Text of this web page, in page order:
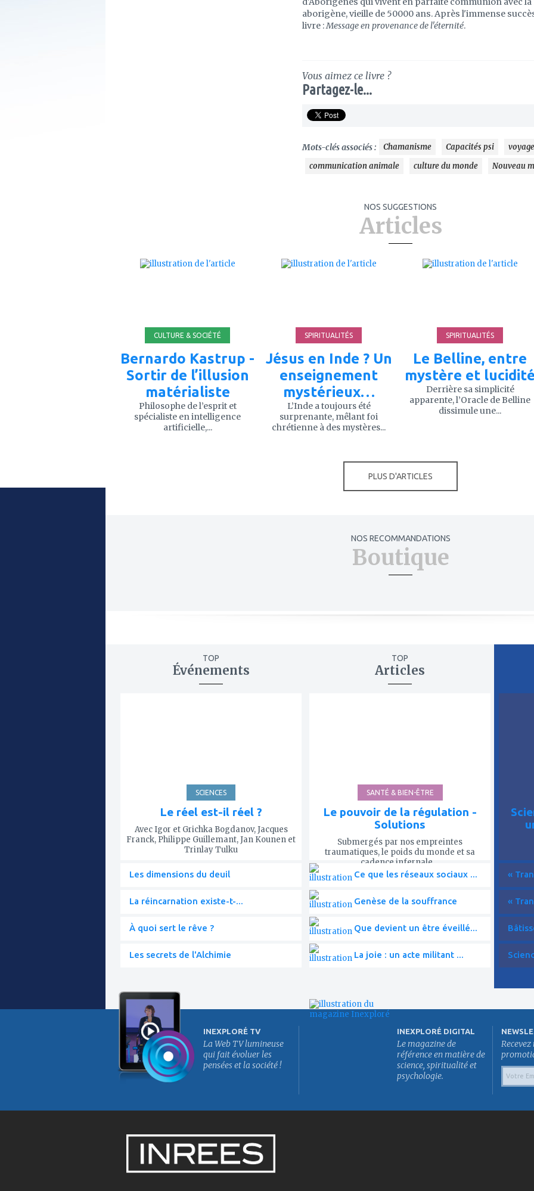
aborigène, vieille de 50000 ans. Après l'immense
livre :Message en provenance de l'éternité.
Vous aimez ce livre ?
Partagez-le...
Mots-clés associés : Chamanisme Capacités psi voyage
communication animale
culture du monde Nouveau
NOS SUGGESTIONS
Articles
CULTURE & SOCIÉTÉ
Bernardo Kastrup -
Sortir de l’illusion
matérialiste
Philosophe de l’esprit et
spécialiste en intelligence
artificielle,...
SPIRITUALITÉS
Jésus en Inde ? Un
enseignement
mystérieux…
L’Inde a toujours été
surprenante, mêlant foi
chrétienne à des mystères...
SPIRITUALITÉS
Le Belline, entre
mystère et lucidité
Derrière sa simplicité
apparente, l’Oracle de Belline
dissimule une...
PLUS D'ARTICLES
NOS RECOMMANDATIONS
Boutique
TOP
Événements
SCIENCES
Le réel est-il réel ?
Avec Igor et Grichka Bogdanov, Jacques
Franck, Philippe Guillemant, Jan Kounen et
Trinlay Tulku
Les dimensions du deuil
La réincarnation existe-t-...
À quoi sert le rêve ?
Les secrets de l'Alchimie
TOP
Articles
SANTÉ & BIEN-ÊTRE
Le pouvoir de la régulation -
Solutions
Submergés par nos empreintes
traumatiques, le poids du monde et sa
cadence infernale,...
Ce que les réseaux sociaux ...
Genèse de la souffrance
Que devient un être éveillé...
La joie : un acte militant ...
«
«
INEXPLORÉ TV
La Web TV lumineuse
qui fait évoluer les
pensées et la société !
INEXPLORÉ DIGITAL
Le magazine de
référence en matière de
science, spiritualité et
psychologie.